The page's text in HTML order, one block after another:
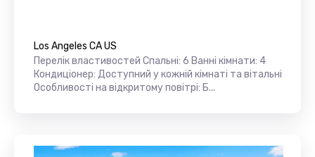
Los Angeles CA US
Перелік властивостей Спальні: 6 Ванні кімнати: 4
Кондиціонер: Доступний у кожній кімнаті та вітальні
Особливості на відкритому повітрі: Б...